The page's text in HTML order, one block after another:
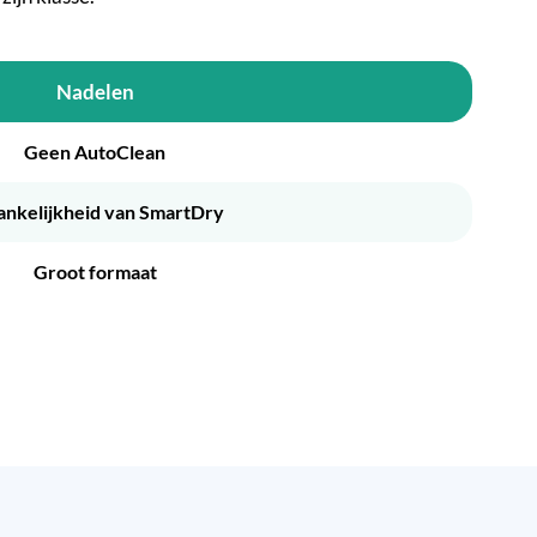
Nadelen
Geen AutoClean
van SmartDry
Groot formaat